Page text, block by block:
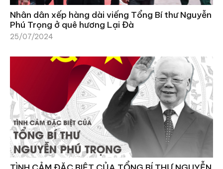
Nhân dân xếp hàng dài viếng Tổng Bí thư Nguyễn
Phú Trọng ở quê hương Lại Đà
25/07/2024